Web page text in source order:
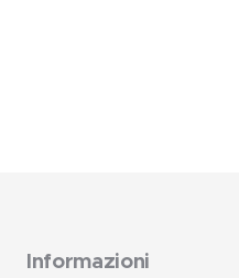
Informazioni